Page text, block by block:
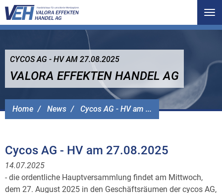
Home News Cycos AG - HV am ...
CYCOS AG - HV AM 27.08.2025
VALORA EFFEKTEN HANDEL AG
Cycos AG - HV am 27.08.2025
14.07.2025
- die ordentliche Hauptversammlung findet am Mittwoch,
dem 27. August 2025 in den Geschäftsräumen der cycos AG,